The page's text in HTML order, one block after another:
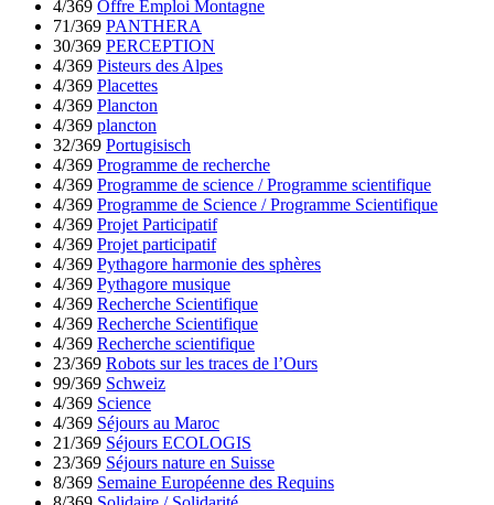
4/369 Offre Emploi Montagne
71/369 PANTHERA
30/369 PERCEPTION
4/369 Pisteurs des Alpes
4/369 Placettes
4/369 Plancton
4/369 plancton
32/369 Portugisisch
4/369 Programme de recherche
4/369 Programme de science / Programme scientifique
4/369 Programme de Science / Programme Scientifique
4/369 Projet Participatif
4/369 Projet participatif
4/369 Pythagore harmonie des sphères
4/369 Pythagore musique
4/369 Recherche Scientifique
4/369 Recherche Scientifique
4/369 Recherche scientifique
23/369 Robots sur les traces de l’Ours
99/369 Schweiz
4/369 Science
4/369 Séjours au Maroc
21/369 Séjours ECOLOGIS
23/369 Séjours nature en Suisse
8/369 Semaine Européenne des Requins